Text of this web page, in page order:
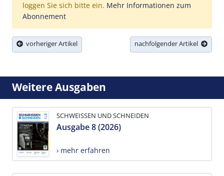
loggen Sie sich bitte ein. Mehr Informationen zum
Abonnement
vorheriger Artikel nachfolgender Artikel
Weitere Ausgaben
SCHWEISSEN UND SCHNEIDEN
Ausgabe 8 (2026)
› mehr erfahren